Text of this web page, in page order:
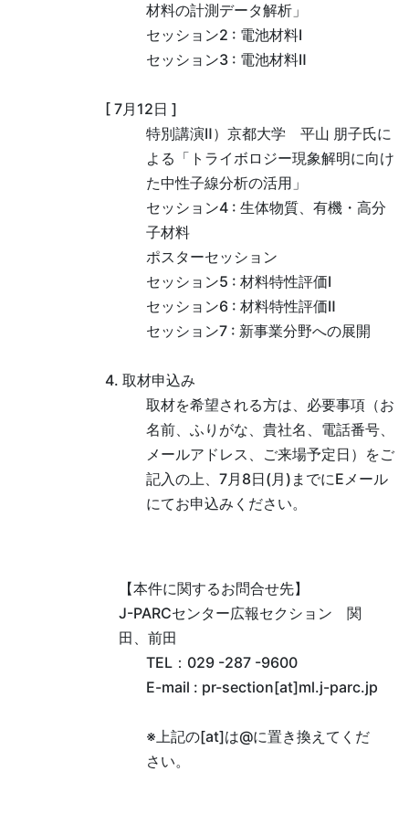
材料の計測データ解析」
セッション2 : 電池材料Ⅰ
セッション3 : 電池材料Ⅱ
[ 7月12日 ]
特別講演Ⅱ）京都大学 平山 朋子氏に
よる「トライボロジー現象解明に向け
た中性子線分析の活用」
セッション4 : 生体物質、有機・高分
子材料
ポスターセッション
セッション5 : 材料特性評価Ⅰ
セッション6 : 材料特性評価Ⅱ
セッション7 : 新事業分野への展開
4. 取材申込み
取材を希望される方は、必要事項（お
名前、ふりがな、貴社名、電話番号、
メールアドレス、ご来場予定日）をご
記入の上、7月8日(月)までにEメール
にてお申込みください。
【本件に関するお問合せ先】
J-PARCセンター広報セクション 関
田、前田
TEL：029 -287 -9600
E-mail : pr-section[at]ml.j-parc.jp
※上記の[at]は@に置き換えてくだ
さい。